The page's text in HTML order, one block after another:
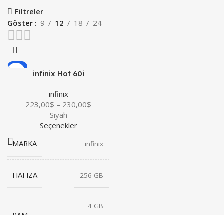
Filtreler
Göster
9 12 18 24
-4%
infinix Hot 60i
infinix
223,00$ – 230,00$
Siyah
Seçenekler
MARKA infinix
HAFIZA 256 GB
4 GB